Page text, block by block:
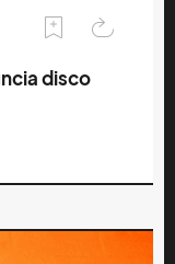
disco